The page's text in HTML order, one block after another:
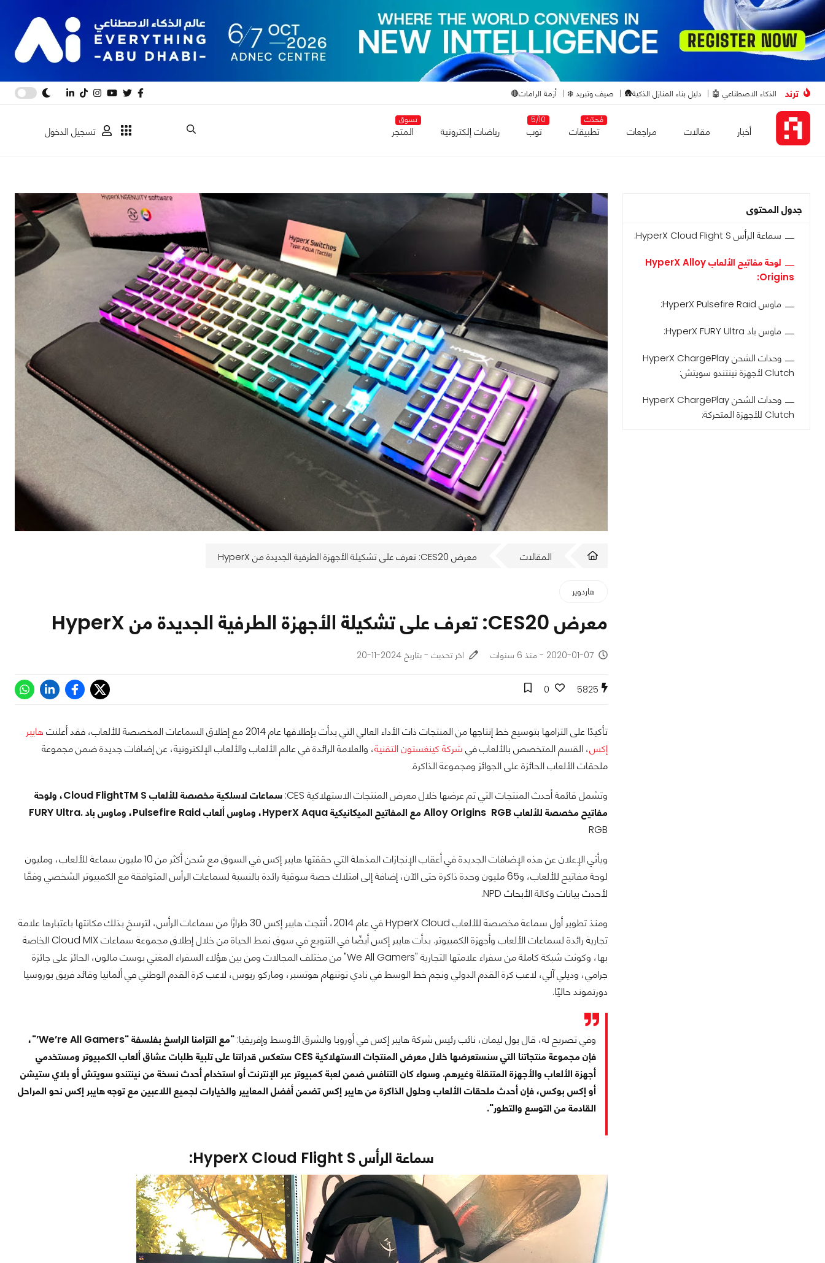
ترند الذكاء الاصطناعي 🤖 دليل بناء المنازل الذكية🛖 صيف وتبريد ❄️ أزمة الرامات🔴
أخبار مقالات مراجعات
مُحدّث
تطبيقات
5/10
توب رياضات إلكترونية
تسوق
المتجر تسجيل الدخول
جدول المحتوى
سماعة الرأس HyperX Cloud Flight S:
لوحة مفاتيح الألعاب HyperX Alloy
Origins:
ماوس HyperX Pulsefire Raid:
ماوس باد HyperX FURY Ultra:
وحدات الشحن HyperX ChargePlay
Clutch لأجهزة نينتندو سويتش:
وحدات الشحن HyperX ChargePlay
Clutch للأجهزة المتحركة:
المقالات معرض CES20: تعرف على تشكيلة الأجهزة الطرفية الجديدة من HyperX
هاردوير
معرض CES20: تعرف على تشكيلة الأجهزة الطرفية الجديدة من HyperX
2020-01-07 - منذ 6 سنوات اخر تحديث - بتاريخ 2024-11-20
5825
0
تأكيدًا على التزامها بتوسيع خط إنتاجها من المنتجات ذات الأداء العالي التي بدأت بإطلاقها عام 2014 مع إطلاق السماعات المخصصة للألعاب، فقد أعلنت
هايبر
إكس، القسم المتخصص بالألعاب في شركة كينغستون التقنية، والعلامة الرائدة في عالم الألعاب والألعاب الإلكترونية، عن إضافات جديدة ضمن مجموعة
ملحقات الألعاب الحائزة على الجوائز ومجموعة الذاكرة.
وتشمل قائمة أحدث المنتجات التي تم عرضها خلال معرض المنتجات الاستهلاكية CES:
سماعات لاسلكية مخصصة للألعاب Cloud FlightTM S، ولوحة
مفاتيح مخصصة للألعاب Alloy Origins RGB مع المفاتيح الميكانيكية HyperX Aqua، وماوس ألعاب Pulsefire Raid، وماوس باد .FURY Ultra
RGB
ويأتي الإعلان عن هذه الإضافات الجديدة في أعقاب الإنجازات المذهلة التي حققتها هايبر إكس في السوق مع شحن أكثر من 10 مليون سماعة للألعاب، ومليون
لوحة مفاتيح للألعاب، و65 مليون وحدة ذاكرة حتى الآن، إضافة إلى امتلاك حصة سوقية رائدة بالنسبة لسماعات الرأس المتوافقة مع الكمبيوتر الشخصي وفقًا
لأحدث بيانات وكالة الأبحاث NPD.
ومنذ تطوير أول سماعة مخصصة للألعاب HyperX Cloud في عام 2014، أنتجت هايبر إكس 30 طرازًا من سماعات الرأس، لترسخ بذلك مكانتها باعتبارها علامة
تجارية رائدة لسماعات الألعاب وأجهزة الكمبيوتر. بدأت هايبر إكس أيضًا في التنويع في سوق نمط الحياة من خلال إطلاق مجموعة سماعات Cloud MIX الخاصة
بها، وكونت شبكة كاملة من سفراء علامتها التجارية "We All Gamers" من مختلف المجالات ومن بين هؤلاء السفراء المغني بوست مالون، الحائز على جائزة
جرامي، وديلي آلي، لاعب كرة القدم الدولي ونجم خط الوسط في نادي توتنهام هوتسبر، وماركو ريوس، لاعب كرة القدم الوطني في ألمانيا وقائد فريق بوروسيا
دورتموند حاليًا.
وفي تصريح له، قال بول ليمان، نائب رئيس شركة هايبر إكس في أوروبا والشرق الأوسط وإفريقيا:
"مع التزامنا الراسخ بفلسفة "We’re All Gamers’"،
فإن مجموعة منتجاتنا التي سنستعرضها خلال معرض المنتجات الاستهلاكية CES ستعكس قدراتنا على تلبية طلبات عشاق ألعاب الكمبيوتر ومستخدمي
أجهزة الألعاب والأجهزة المتنقلة وغيرهم. وسواء كان التنافس ضمن لعبة كمبيوتر عبر الإنترنت أو استخدام أحدث نسخة من نينتندو سويتش أو بلاي ستيشن
أو إكس بوكس، فإن أحدث ملحقات الألعاب وحلول الذاكرة من هايبر إكس تضمن أفضل المعايير والخيارات لجميع اللاعبين مع توجه هايبر إكس نحو المراحل
القادمة من التوسع والتطور".
سماعة الرأس HyperX Cloud Flight S
: